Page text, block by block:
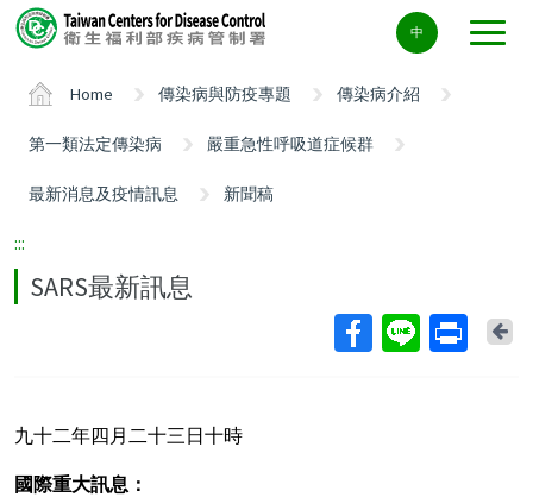
Center
block
中
Home 傳染病與防疫專題 傳染病介紹
第一類法定傳染病 嚴重急性呼吸道症候群
最新消息及疫情訊息 新聞稿
:::
SARS最新訊息
九十二年四月二十三日十時
國際重大訊息：